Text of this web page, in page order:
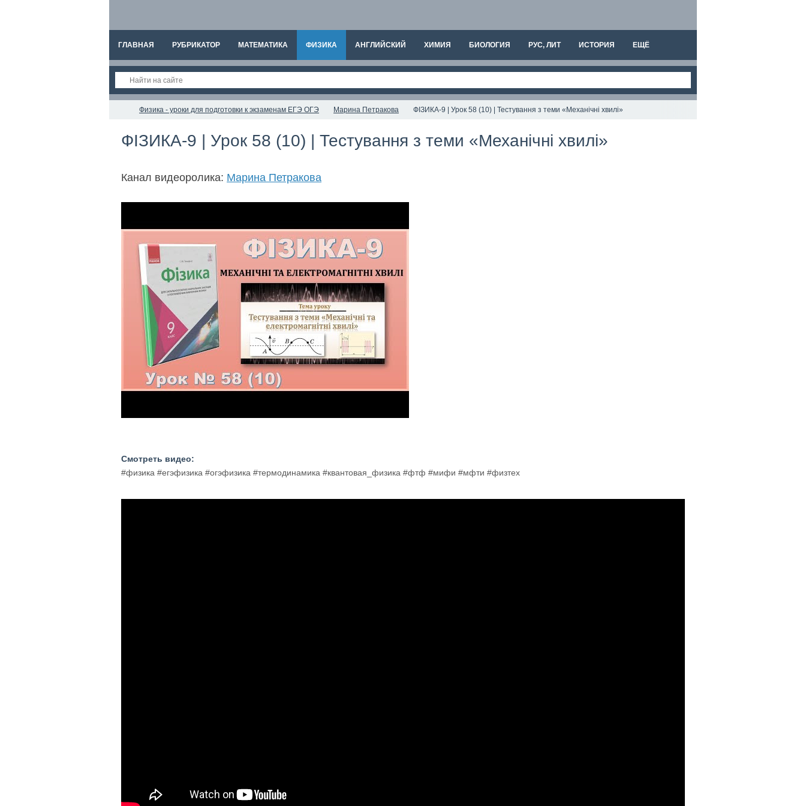
ГЛАВНАЯ РУБРИКАТОР МАТЕМАТИКА ФИЗИКА АНГЛИЙСКИЙ ХИМИЯ БИОЛОГИЯ РУС, ЛИТ ИСТОРИЯ ЕЩЁ
Физика - уроки для подготовки к экзаменам ЕГЭ ОГЭ Марина Петракова ФІЗИКА-9 | Урок 58 (10) | Тестування з теми «Механічні хвилі»
ФІЗИКА-9 | Урок 58 (10) | Тестування з теми «Механічні хвилі»
Канал видеоролика: Марина Петракова
Смотреть видео:
#физика #егэфизика #огэфизика #термодинамика #квантовая_физика #фтф #мифи #мфти #физтех